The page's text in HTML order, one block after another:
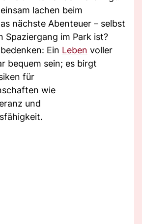
lachen beim
nächste Abenteuer – selbst
Spaziergang im Park ist?
Ein Leben voller
bequem sein; es birgt
für
wie
und